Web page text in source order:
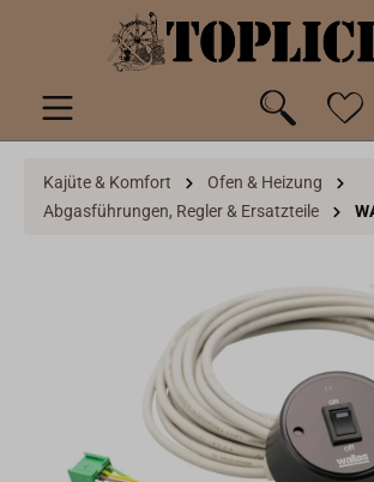
springen
Kajüte & Komfort
Ofen & Heizung
Abgasführungen, Regler & Ersatzteile